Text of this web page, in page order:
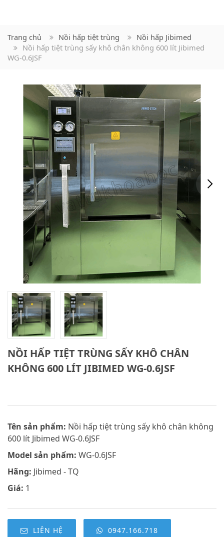
Trang chủ Nồi hấp tiệt trùng
Nồi hấp Jibimed
Nồi hấp tiệt trùng sấy khô chân không 600 lít Jibimed
WG-0.6JSF
NỒI HẤP TIỆT TRÙNG SẤY KHÔ CHÂN
KHÔNG 600 LÍT JIBIMED WG-0.6JSF
Tên sản phẩm: Nồi hấp tiệt trùng sấy khô chân không
600 lít Jibimed WG-0.6JSF
Model sản phẩm: WG-0.6JSF
Hãng: Jibimed - TQ
Giá: 1
LIÊN HỆ 0947.166.718